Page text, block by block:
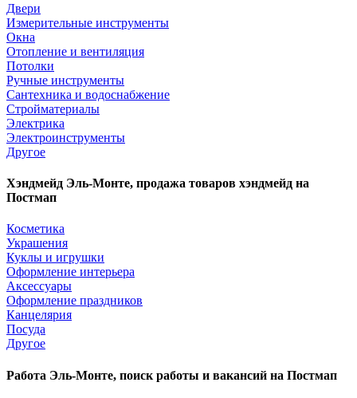
Двери
Измерительные инструменты
Окна
Отопление и вентиляция
Потолки
Ручные инструменты
Сантехника и водоснабжение
Стройматериалы
Электрика
Электроинструменты
Другое
Хэндмейд Эль-Монте, продажа товаров хэндмейд на
Постмап
Косметика
Украшения
Куклы и игрушки
Оформление интерьера
Аксессуары
Оформление праздников
Канцелярия
Посуда
Другое
Работа Эль-Монте, поиск работы и вакансий на Постмап